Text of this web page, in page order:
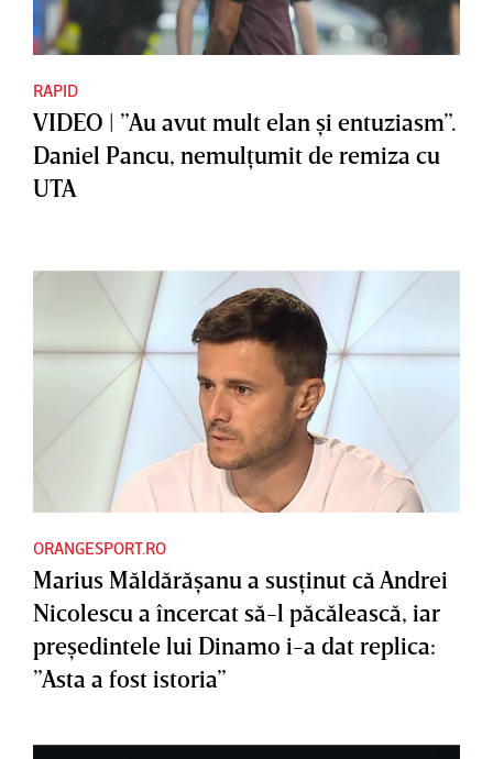
RAPID
VIDEO | ”Au avut mult elan şi entuziasm”.
Daniel Pancu, nemulţumit de remiza cu
UTA
ORANGESPORT.RO
Marius Măldărăşanu a susţinut că Andrei
Nicolescu a încercat să-l păcălească, iar
preşedintele lui Dinamo i-a dat replica:
”Asta a fost istoria”